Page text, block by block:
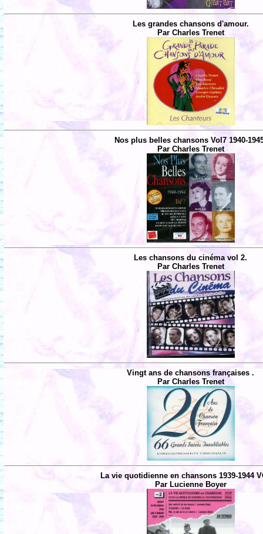
Les grandes chansons d'amour.
Par Charles Trenet
Nos plus belles chansons Vol7 1940-
Par Charles Trenet
Les chansons du cinéma vol 2.
Par Charles Trenet
Vingt ans de chansons françaises .
Par Charles Trenet
La vie quotidienne en chansons 1939-1944
Par Lucienne Boyer